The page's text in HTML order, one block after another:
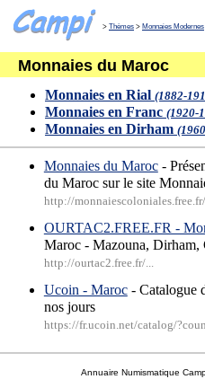
> Thèmes > Monnaies Modernes
Monnaies du Maroc
Monnaies en Rial (1882-
Monnaies en Franc (1920-
Monnaies en Dirham
Monnaies du Maroc-
du Maroc sur le site
http://
OURTAC2.FREE.FR -
Maroc - Mazouna, Dirham,
http://ourtac2.free.fr/...
Ucoin - Maroc- Catalogue
nos jours
https://fr.ucoin.net/catalog/
Annuaire Numismatique